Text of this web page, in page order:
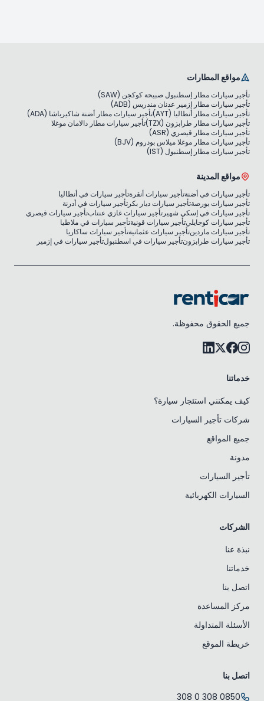
مواقع المطارات
تأجير سيارات مطار إسطنبول صبيحة كوكجن (SAW)
تأجير سيارات مطار إزمير عدنان مندريس (ADB)
تأجير سيارات مطار أنطاليا (AYT)
تأجير سيارات مطار أضنة شاكيرباشا (ADA)
تأجير سيارات مطار طرابزون (TZX)
تأجير سيارات مطار دالامان موغلا
تأجير سيارات مطار قيصري (ASR)
تأجير سيارات مطار موغلا ميلاس بودروم (BJV)
تأجير سيارات مطار إسطنبول (IST)
مواقع المدينة
تأجير سيارات في أضنةتأجير سيارات أنقرةتأجير سيارات في أنطاليا
تأجير سيارات بورصةتأجير سيارات ديار بكرتأجير سيارات في أدرنة
تأجير سيارات في إسكي شهيرتأجير سيارات غازي عنتابتأجير سيارات قيصري
تأجير سيارات كوجايليتأجير سيارات قونيةتأجير سيارات في ملاطيا
تأجير سيارات ماردينتأجير سيارات عثمانيةتأجير سيارات ساكاريا
تأجير سيارات طرابزونتأجير سيارات في اسطنبولتأجير سيارات في إزمير
جميع الحقوق محفوظة.
خدماتنا
كيف يمكنني استئجار سيارة؟
شركات تأجير السيارات
جميع المواقع
مدونة
تأجير السيارات
السيارات الكهربائية
الشركات
نبذة عنا
خدماتنا
اتصل بنا
مركز المساعدة
الأسئلة المتداولة
خريطة الموقع
اتصل بنا
0850 308 0 308